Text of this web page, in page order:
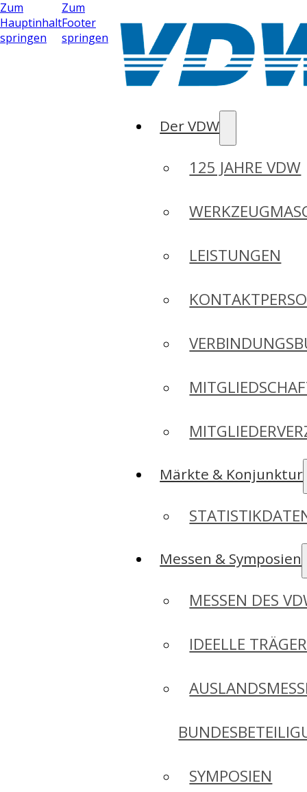
Zum
Hauptinhalt
springen
Zum
Footer
springen
Der VDW
125 JAHRE VDW
LEISTUNGEN
Märkte & Konjunktur
Messen & Symposien
MESSEN DES
IDEELLE
SYMPOSIEN